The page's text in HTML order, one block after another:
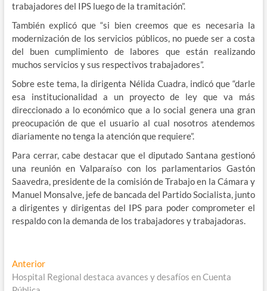
trabajadores del IPS luego de la tramitación”.
También explicó que “si bien creemos que es necesaria la
modernización de los servicios públicos, no puede ser a costa
del buen cumplimiento de labores que están realizando
muchos servicios y sus respectivos trabajadores”.
Sobre este tema, la dirigenta Nélida Cuadra, indicó que “darle
esa institucionalidad a un proyecto de ley que va más
direccionado a lo económico que a lo social genera una gran
preocupación de que el usuario al cual nosotros atendemos
diariamente no tenga la atención que requiere”.
Para cerrar, cabe destacar que el diputado Santana gestionó
una reunión en Valparaíso con los parlamentarios Gastón
Saavedra, presidente de la comisión de Trabajo en la Cámara y
Manuel Monsalve, jefe de bancada del Partido Socialista, junto
a dirigentes y dirigentas del IPS para poder comprometer el
respaldo con la demanda de los trabajadores y trabajadoras.
Navegación
de
AnteriorEntrada
anterior:
Hospital Regional destaca avances y desafíos en Cuenta